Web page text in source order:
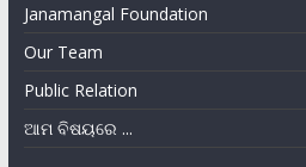
Janamangal Foundation
Our Team
Public Relation
ଆମ ବିଷୟରେ ...